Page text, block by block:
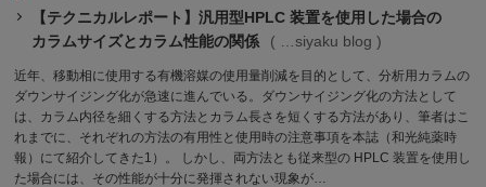
【テクニカルレポート】汎用型HPLC 装置を使用した場合の
カラムサイズとカラム性能の関係
siyaku blog
近年、移動相に使用する有機溶媒の使用量削減を目的として、分析用カラムの
ダウンサイジング化が急速に進んでいる。ダウンサイジング化の方法として
は、カラム内径を細くする方法とカラム長さを短くする方法があり、筆者はこ
れまでに、それぞれの方法の有用性と使用時の注意事項を本誌（和光純薬時
報）にて紹介してきた1）。 しかし、両方法とも従来型の HPLC 装置を使用し
た場合には、その性能が十分に発揮されない現象が…